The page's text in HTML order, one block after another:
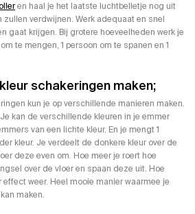
en haal je het laatste luchtbelletje nog uit
verdwijnen. Werk adequaat en snel
gaat krijgen. Bij grotere hoeveelheden werk je
te mengen, 1 persoon om te spanen en 1
schakeringen maken;
kun je op verschillende manieren maken.
kan de verschillende kleuren in je emmer
van een lichte kleur. En je mengt 1
kleur. Je verdeelt de donkere kleur over de
deze even om. Hoe meer je roert hoe
over de vloer en spaan deze uit. Hoe
weer. Heel mooie manier waarmee je
maken.